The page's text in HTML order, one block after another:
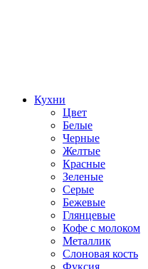
Кухни
Цвет
Белые
Черные
Желтые
Красные
Зеленые
Серые
Бежевые
Глянцевые
Кофе с молоком
Металлик
Слоновая кость
Фуксия